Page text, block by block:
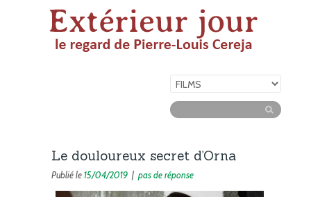
Le douloureux secret d’Orna
Publié le15/04/2019 | pas de réponse